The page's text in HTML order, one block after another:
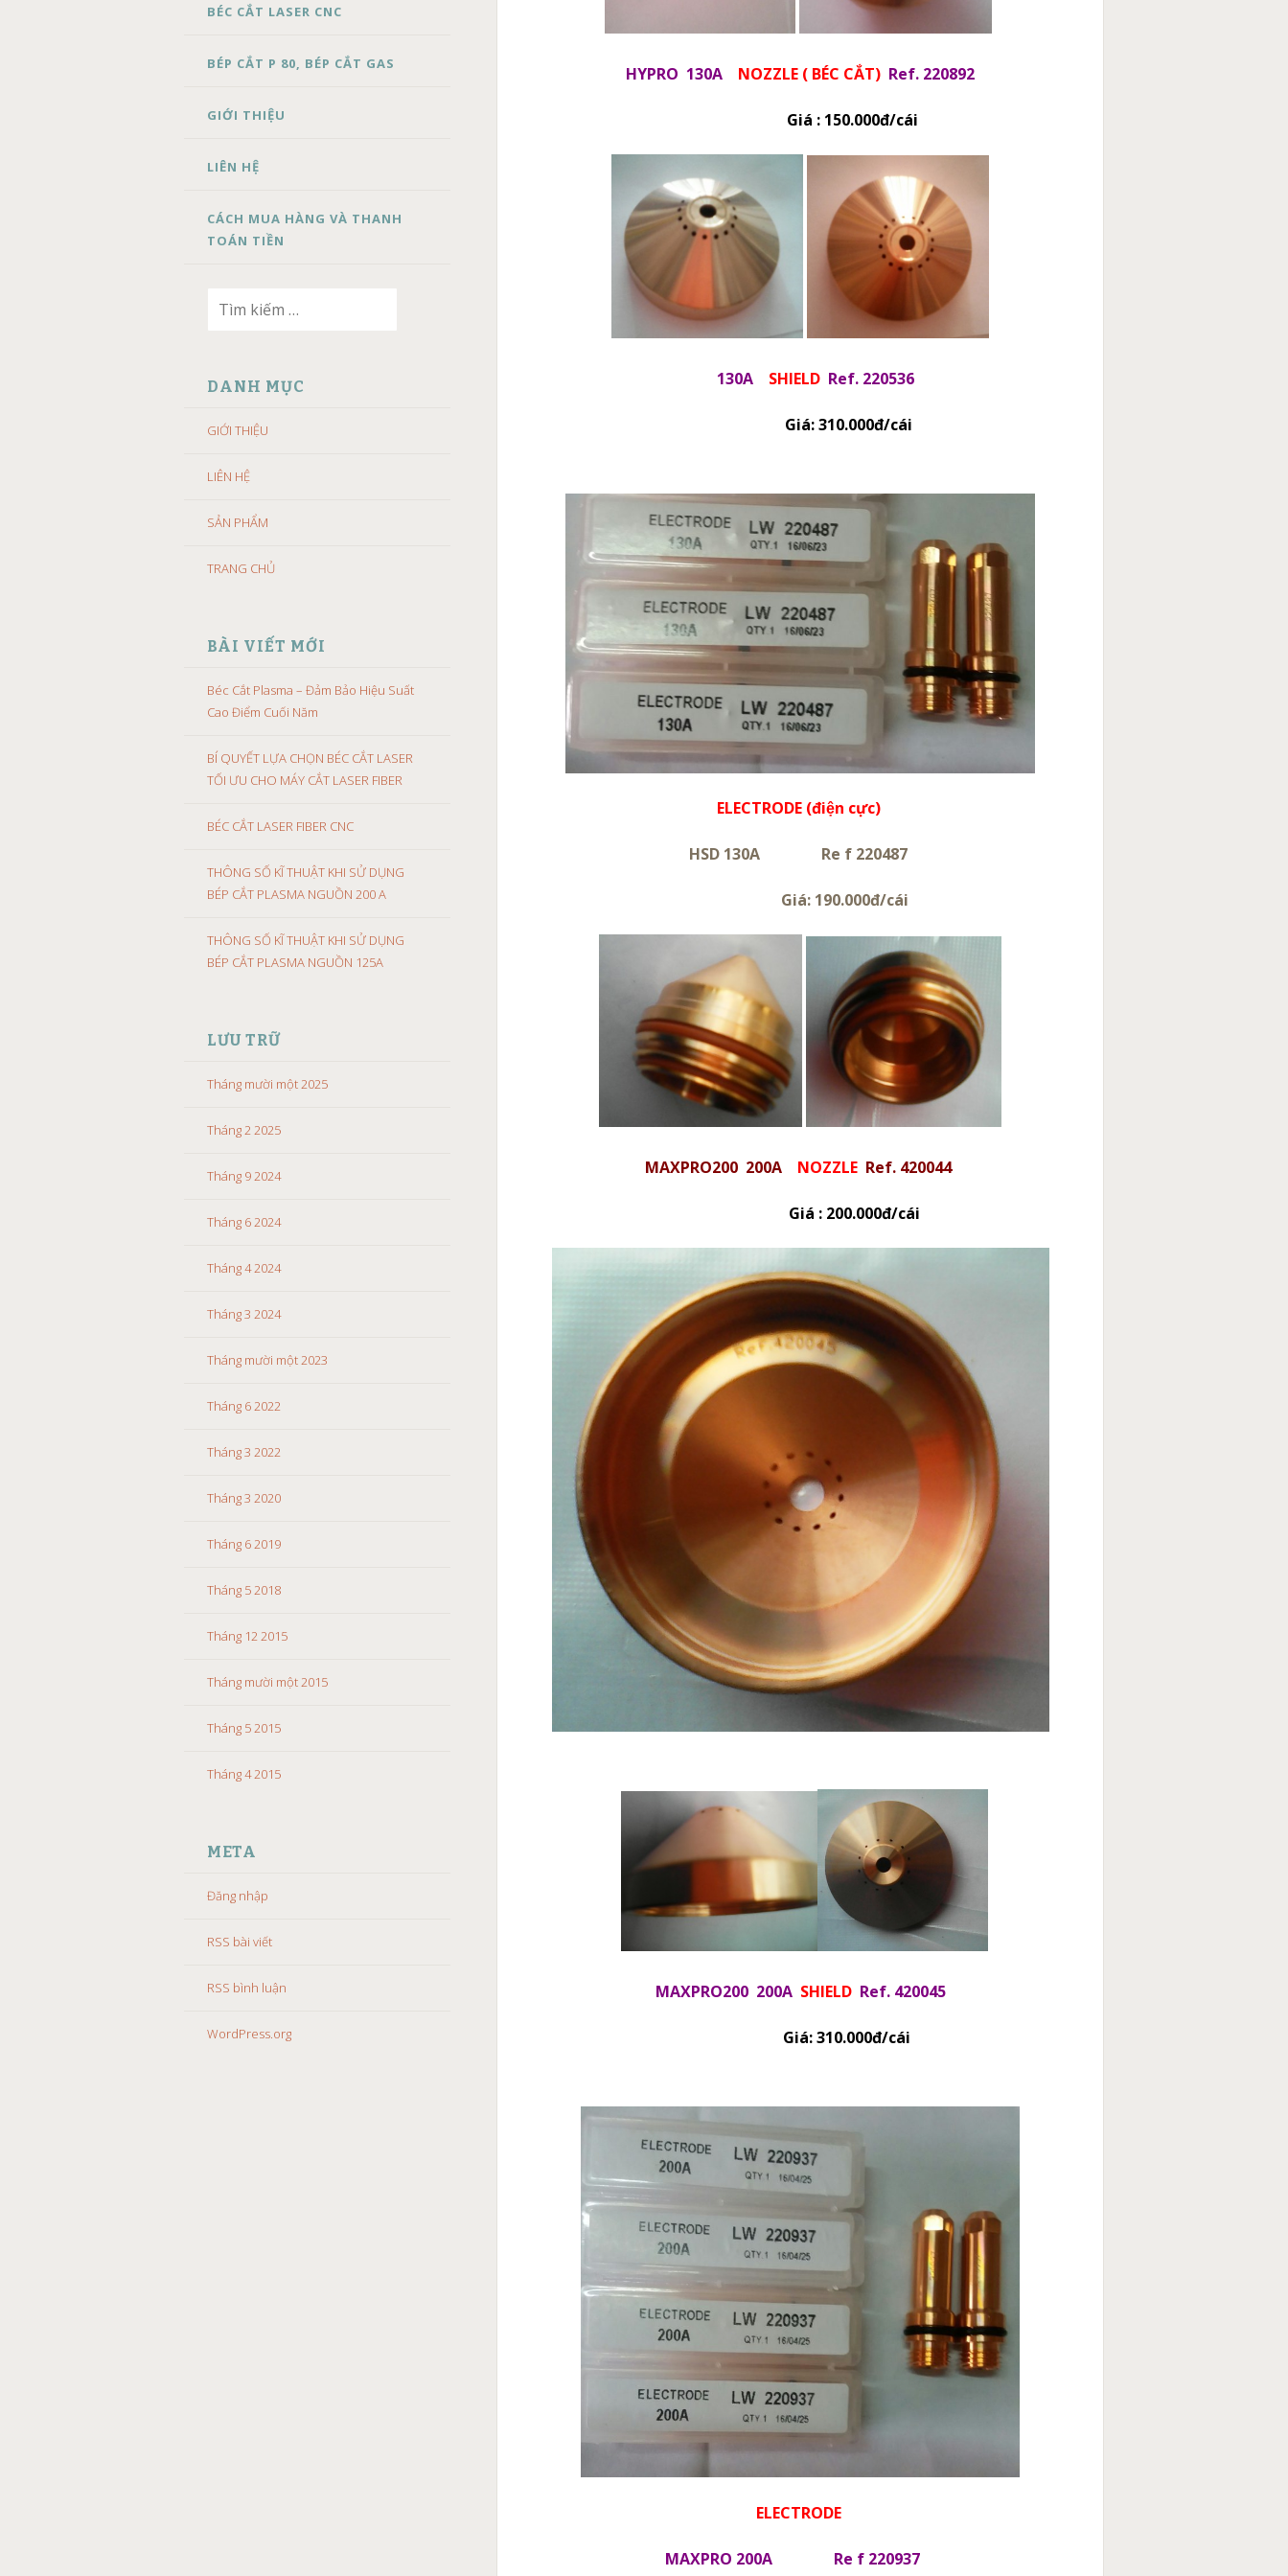
BÉC CẮT LASER CNC
BÉP CẮT P 80, BÉP CẮT GAS
GIỚI THIỆU
LIÊN HỆ
CÁCH MUA HÀNG VÀ THANH
TOÁN TIỀN
DANH MỤC
GIỚI THIỆU
LIÊN HỆ
SẢN PHẨM
TRANG CHỦ
BÀI VIẾT MỚI
Béc Cắt Plasma – Đảm Bảo Hiệu Suất
Cao Điểm Cuối Năm
BÍ QUYẾT LỰA CHỌN BÉC CẮT LASER
TỐI ƯU CHO MÁY CẮT LASER FIBER
BÉC CẮT LASER FIBER CNC
THÔNG SỐ KĨ THUẬT KHI SỬ DỤNG
BÉP CẮT PLASMA NGUỒN 200 A
THÔNG SỐ KĨ THUẬT KHI SỬ DỤNG
BÉP CẮT PLASMA NGUỒN 125A
LƯU TRỮ
Tháng mười một 2025
Tháng 2 2025
Tháng 9 2024
Tháng 6 2024
Tháng 4 2024
Tháng 3 2024
Tháng mười một 2023
Tháng 6 2022
Tháng 3 2022
Tháng 3 2020
Tháng 6 2019
Tháng 5 2018
Tháng 12 2015
Tháng mười một 2015
Tháng 5 2015
Tháng 4 2015
META
Đăng nhập
RSS bài viết
RSS bình luận
WordPress.org
HYPRO 130A NOZZLE ( BÉC CẮT) Ref. 220892
Giá : 150.000đ/cái
130A SHIELD Ref. 220536
Giá: 310.000đ/cái
ELECTRODE (điện cực)
HSD 130A Re f 220487
Giá: 190.000đ/cái
MAXPRO200 200A NOZZLE Ref. 420044
Giá : 200.000đ/cái
MAXPRO200 200A SHIELDRef. 420045
Giá: 310.000đ/cái
ELECTRODE
MAXPRO 200A Re f 220937